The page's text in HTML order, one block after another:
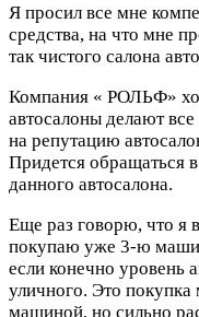
Я просил все мне
средства, на что мне
так чистого салона
Компания « РОЛЬФ»
автосалоны делают
на репутацию
Придется обращаться
данного автосалона.
Еще раз говорю, что я
покупаю уже 3-ю
если конечно уровень
уличного. Это
машиной, но сильно